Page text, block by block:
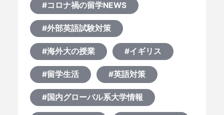
#コロナ禍の留学NEWS
#外部英語試験対策
#海外大の授業 #イギリス
#留学生活 #英語対策
#国内グローバル系大学情報